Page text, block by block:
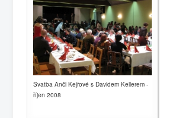
Svatba Anči Kejřové s Davidem Kellerem -
říjen 2008